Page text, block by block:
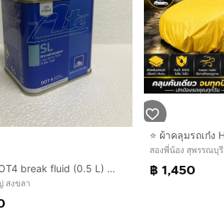
ATE DOT4 break fluid (0.5 L) น้ำมันเบรก
สงขลา
สองพี่น้อง สุพรรณบุรี
฿ 1,450